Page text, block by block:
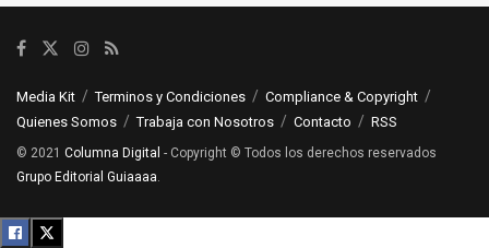
Media Kit Terminos y Condiciones
Compliance & Copyright
Quienes Somos
Trabaja con Nosotros Contacto RSS
© 2021 Columna Digital - Copyright © Todos los derechos reservados
Grupo Editorial Guiaaaa.